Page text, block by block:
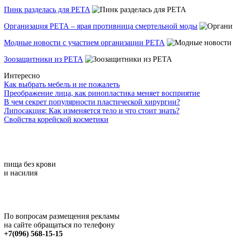
Пинк разделась для PETA
Организация РЕТА – ярая противница смертельной моды
Модные новости с участием организации РЕТА
Зоозащитники из РЕТА
Интересно
Как выбрать мебель и не пожалеть
Преображение лица, как ринопластика меняет восприятие
В чем секрет популярности пластической хирургии?
Липосакция: Как изменяется тело и что стоит знать?
Свойства корейской косметики
пища без крови
и насилия
По вопросам размещения рекламы
на сайте обращаться по телефону
+7(096) 568-15-15